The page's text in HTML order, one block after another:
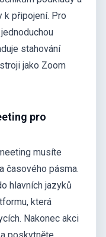
k připojení. Pro
stahování
jako Zoom
pro
musíte
časového pásma.
hlavních jazyků
která
Nakonec akci